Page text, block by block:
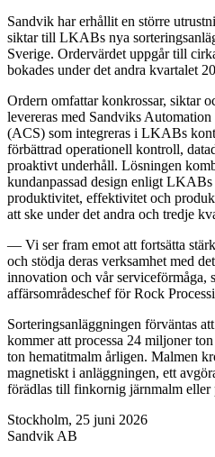
Sandvik har erhållit en större
siktar till LKABs nya
Sverige. Ordervärdet uppgår till
bokades under det andra kvartalet
Ordern omfattar konkrossar, siktar
levereras med Sandviks
(ACS) som integreras i LKABs
förbättrad operationell kontroll,
proaktivt underhåll. Lösningen
kundanpassad design enligt
produktivitet, effektivitet och
att ske under det andra och tredje
— Vi ser fram emot att fortsätta
och stödja deras verksamhet med
innovation och vår serviceförmåga,
affärsområdeschef för Rock
Sorteringsanläggningen förväntas
kommer att processa 24 miljoner
ton hematitmalm årligen. Malmen
magnetiskt i anläggningen, ett
förädlas till finkornig järnmalm eller
Stockholm, 25 juni 2026
Sandvik AB